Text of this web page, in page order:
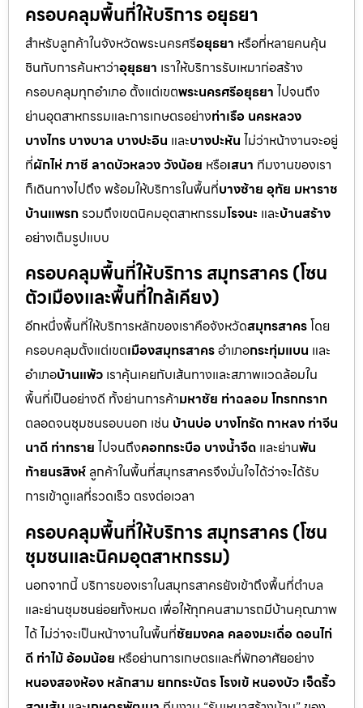
ครอบคลุมพื้นที่ให้บริการ อยุธยา
สำหรับลูกค้าในจังหวัดพระนครศรีอยุธยา หรือที่หลายคนคุ้น
ชินกับการค้นหาว่าอุยุธยา เราให้บริการรับเหมาก่อสร้าง
ครอบคลุมทุกอำเภอ ตั้งแต่เขตพระนครศรีอยุธยา ไปจนถึง
ย่านอุตสาหกรรมและการเกษตรอย่างท่าเรือ นครหลวง
บางไทร บางบาล บางปะอิน และบางปะหัน ไม่ว่าหน้างานจะอยู่
ที่ผักไห่ ภาชี ลาดบัวหลวง วังน้อย หรือเสนา ทีมงานของเรา
ก็เดินทางไปถึง พร้อมให้บริการในพื้นที่บางซ้าย อุทัย มหาราช
บ้านแพรกรวมถึงเขตนิคมอุตสาหกรรมโรจนะ และบ้านสร้าง
อย่างเต็มรูปแบบ
ครอบคลุมพื้นที่ให้บริการ สมุทรสาคร (โซน
ตัวเมืองและพื้นที่ใกล้เคียง)
อีกหนึ่งพื้นที่ให้บริการหลักของเราคือจังหวัดสมุทรสาครโดย
ครอบคลุมตั้งแต่เขตเมืองสมุทรสาครอำเภอกระทุ่มแบน และ
อำเภอบ้านแพ้ว เราคุ้นเคยกับเส้นทางและสภาพแวดล้อมใน
พื้นที่เป็นอย่างดี ทั้งย่านการค้ามหาชัย ท่าฉลอม โกรกกราก
ตลอดจนชุมชนรอบนอก เช่น บ้านบ่อ บางโทรัด กาหลง ท่าจีน
นาดี ท่าทราย ไปจนถึงคอกกระบือ บางน้ำจืด และย่านพัน
ท้ายนรสิงห์ ลูกค้าในพื้นที่สมุทรสาครจึงมั่นใจได้ว่าจะได้รับ
การเข้าดูแลที่รวดเร็ว ตรงต่อเวลา
ครอบคลุมพื้นที่ให้บริการ สมุทรสาคร (โซน
ชุมชนและนิคมอุตสาหกรรม)
นอกจากนี้ บริการของเราในสมุทรสาครยังเข้าถึงพื้นที่ตำบล
และย่านชุมชนย่อยทั้งหมด เพื่อให้ทุกคนสามารถมีบ้านคุณภาพ
ได้ ไม่ว่าจะเป็นหน้างานในพื้นที่ชัยมงคล คลองมะเดื่อ ดอนไก่
ดี ท่าไม้ อ้อมน้อย หรือย่านการเกษตรและที่พักอาศัยอย่าง
หนองสองห้อง หลักสาม ยกกระบัตร โรงเข้ หนองบัว เจ็ดริ้ว